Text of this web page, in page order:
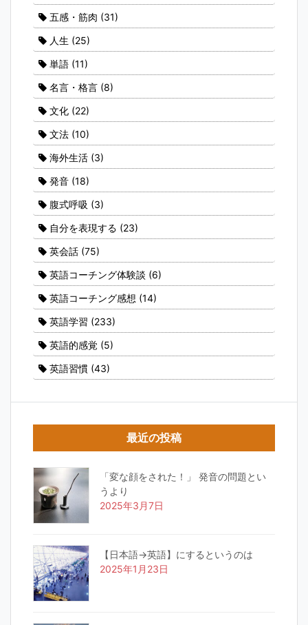
五感・筋肉 (31)
人生 (25)
単語 (11)
名言・格言 (8)
文化 (22)
文法 (10)
海外生活 (3)
発音 (18)
腹式呼吸 (3)
自分を表現する (23)
英会話 (75)
英語コーチング体験談 (6)
英語コーチング感想 (14)
英語学習 (233)
英語的感覚 (5)
英語習慣 (43)
最近の投稿
「変な顔をされた！」 発音の問題とい
うより
2025年3月7日
【日本語→英語】にするというのは
2025年1月23日